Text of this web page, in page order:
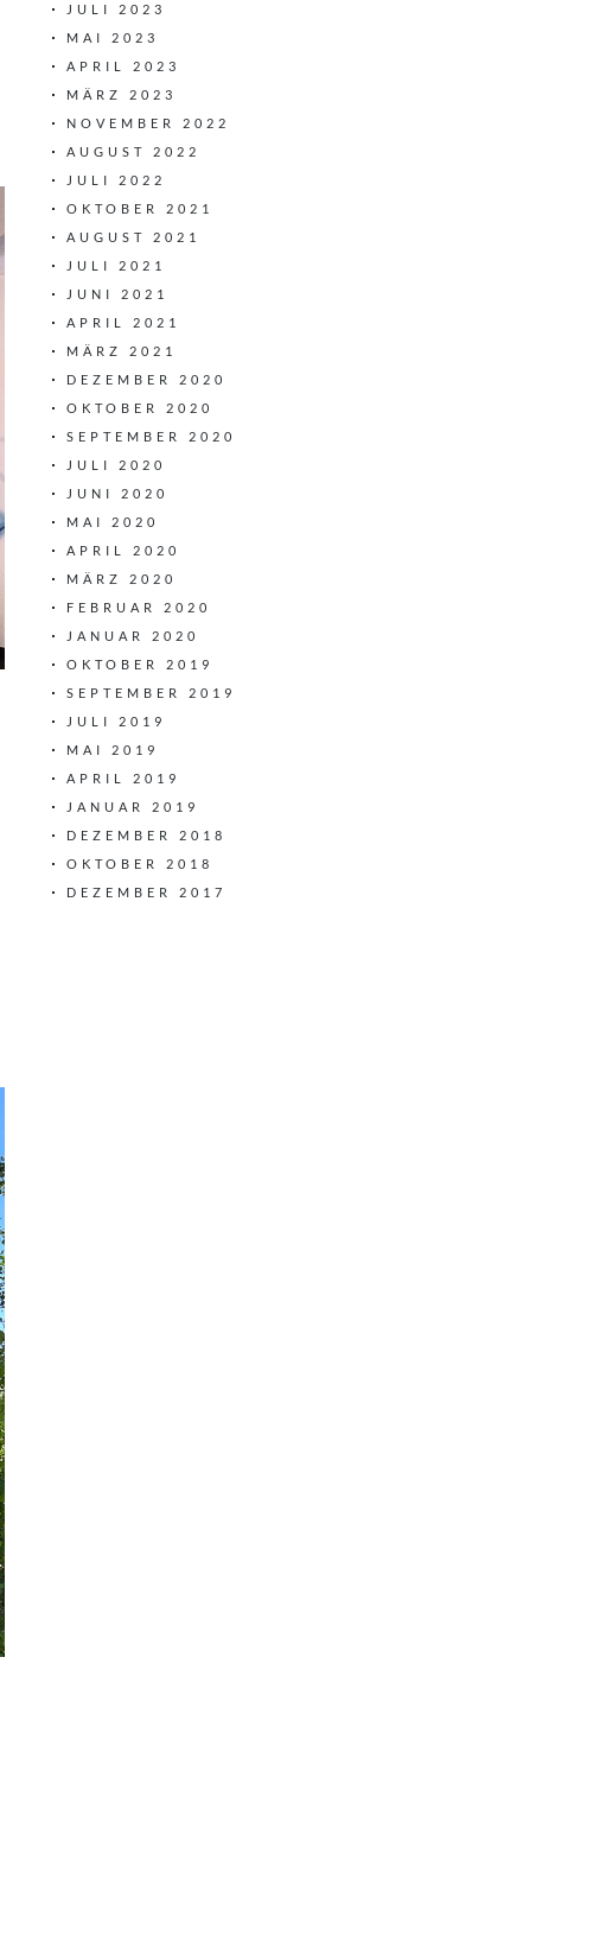
JULI 2023
MAI 2023
APRIL 2023
MÄRZ 2023
NOVEMBER 2022
AUGUST 2022
JULI 2022
OKTOBER 2021
AUGUST 2021
JULI 2021
JUNI 2021
APRIL 2021
MÄRZ 2021
DEZEMBER 2020
OKTOBER 2020
SEPTEMBER 2020
JULI 2020
JUNI 2020
MAI 2020
APRIL 2020
MÄRZ 2020
FEBRUAR 2020
JANUAR 2020
OKTOBER 2019
SEPTEMBER 2019
JULI 2019
MAI 2019
APRIL 2019
JANUAR 2019
DEZEMBER 2018
OKTOBER 2018
DEZEMBER 2017